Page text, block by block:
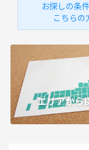
お探しの条
こちらの
エリアから